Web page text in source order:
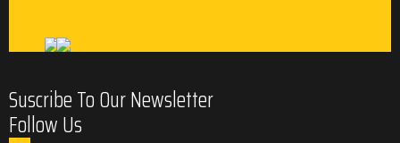
Suscribe To Our Newsletter
Follow Us